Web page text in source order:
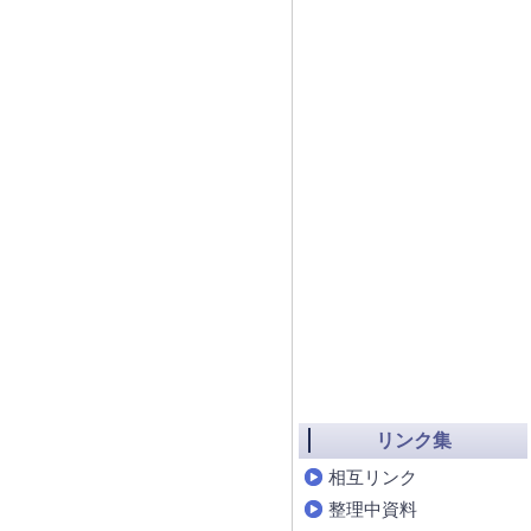
リンク集
相互リンク
整理中資料